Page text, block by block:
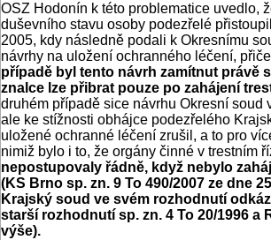
OSZ Hodonín k této problematice uvedlo,
duševního stavu osoby podezřelé
2005, kdy následně podali k Okresnímu
návrhy na uložení ochranného léčení,
případě byl tento návrh zamítnut právě
znalce lze přibrat pouze po zahájení
druhém případě sice návrhu Okresní soud
ale ke stížnosti obhájce podezřelého
uložené ochranné léčení zrušil, a to pro
nimiž bylo i to, že orgány činné v trestním
nepostupovaly řádně, když nebylo
(KS Brno sp. zn. 9 To 490/2007 ze dne
Krajský soud ve svém rozhodnutí
starší rozhodnutí sp. zn. 4 To 20/1996 a
výše).